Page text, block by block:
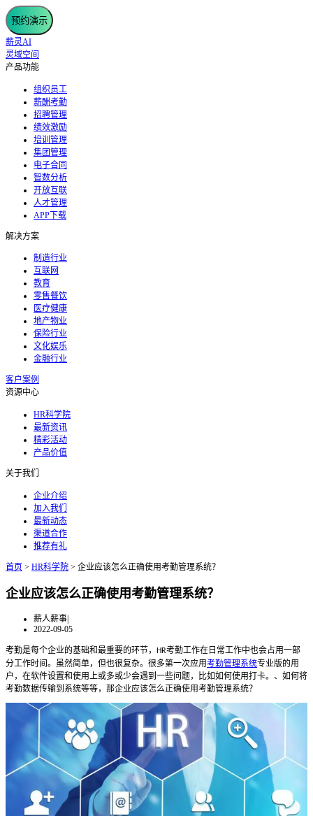
预约演示
薪灵AI
灵域空间
产品功能
组织员工
薪酬考勤
招聘管理
绩效激励
培训管理
集团管理
电子合同
智数分析
开放互联
人才管理
APP下载
解决方案
制造行业
互联网
教育
零售餐饮
医疗健康
地产物业
保险行业
文化娱乐
金融行业
客户案例
资源中心
HR科学院
最新资讯
精彩活动
产品价值
关于我们
企业介绍
加入我们
最新动态
渠道合作
推荐有礼
首页 > HR科学院 > 企业应该怎么正确使用考勤管理系统？
企业应该怎么正确使用考勤管理系统？
薪人薪事|
2022-09-05
考勤是每个企业的基础和最重要的环节， HR考勤工作在日常工作中也会占用一部
分工作时间。虽然简单，但也很复杂。很多第一次应用考勤管理系统专业版的用
户，在软件设置和使用上或多或少会遇到一些问题，比如如何使用打卡。、如何将
考勤数据传输到系统等等，那企业应该怎么正确使用考勤管理系统？